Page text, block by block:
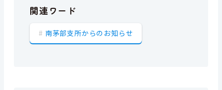
関連ワード
南茅部支所からのお知らせ